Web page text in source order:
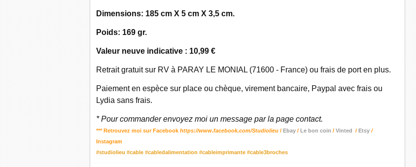
Dimensions: 185 cm X 5 cm X 3,5 cm.
Poids: 169 gr.
Valeur neuve indicative : 10,99 €
Retrait gratuit sur RV à PARAY LE MONIAL (71600 - France) ou frais de port en plus.
Paiement en espèce sur place ou chèque, virement bancaire, Paypal avec frais ou
Lydia sans frais.
* Pour commander envoyez moi un message par la page contact.
*** Retrouvez moi sur Facebook https://www.facebook.com/Studiolieu / Ebay / Le bon coin / Vinted / Etsy /
Instagram
#studiolieu #cable #cabledalimentation #cableimprimante #cable3broches